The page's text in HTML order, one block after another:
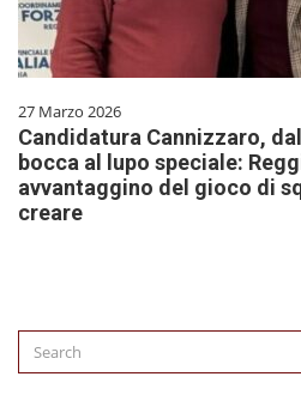
27 Marzo 2026
Candidatura Cannizzaro,
bocca al lupo speciale:
avvantaggino del gioco di
creare
Search
for: